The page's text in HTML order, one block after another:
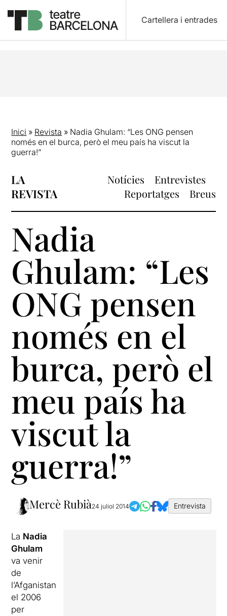
Cartellera i entrades
Inici » Revista » Nadia Ghulam: “Les ONG pensen
només en el burca, però el meu país ha viscut la
guerra!”
LA
REVISTA
Notícies
Entrevistes
Reportatges
Breus
Nadia
Ghulam: “Les
ONG pensen
només en el
burca, però el
meu país ha
viscut la
guerra!”
Mercè Rubià24 juliol 2014 Entrevista
La Nadia
Ghulam
va venir
de
l’Afganistan
el 2006
per